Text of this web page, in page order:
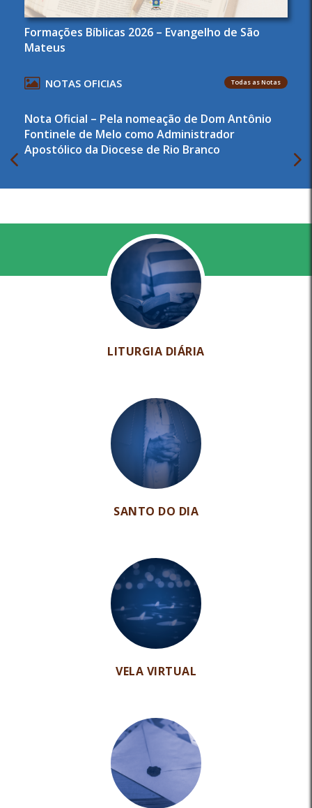
Formações Bíblicas 2026 – Evangelho de São
Mateus
NOTAS OFICIAS Todas as Notas
Nota Oficial – Pela nomeação de Dom Antônio
Fontinele de Melo como Administrador
Apostólico da Diocese de Rio Branco
LITURGIA DIÁRIA
SANTO DO DIA
VELA VIRTUAL